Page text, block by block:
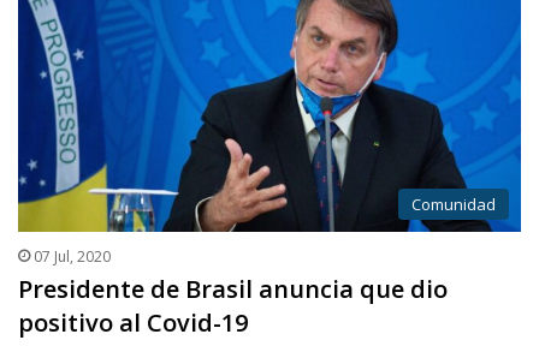
Comunidad
07 Jul, 2020
Presidente de Brasil anuncia que dio
positivo al Covid-19